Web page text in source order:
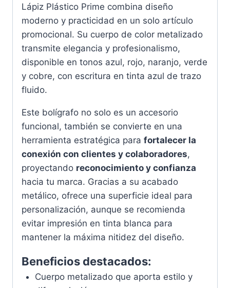
Lápiz Plástico Prime combina diseño
moderno y practicidad en un solo artículo
promocional. Su cuerpo de color metalizado
transmite elegancia y profesionalismo,
disponible en tonos azul, rojo, naranjo, verde
y cobre, con escritura en tinta azul de trazo
fluido.
Este bolígrafo no solo es un accesorio
funcional, también se convierte en una
herramienta estratégica para fortalecer la
conexión con clientes y colaboradores,
proyectando reconocimiento y confianza
hacia tu marca. Gracias a su acabado
metálico, ofrece una superficie ideal para
personalización, aunque se recomienda
evitar impresión en tinta blanca para
mantener la máxima nitidez del diseño.
Beneficios destacados:
Cuerpo metalizado que aporta estilo y